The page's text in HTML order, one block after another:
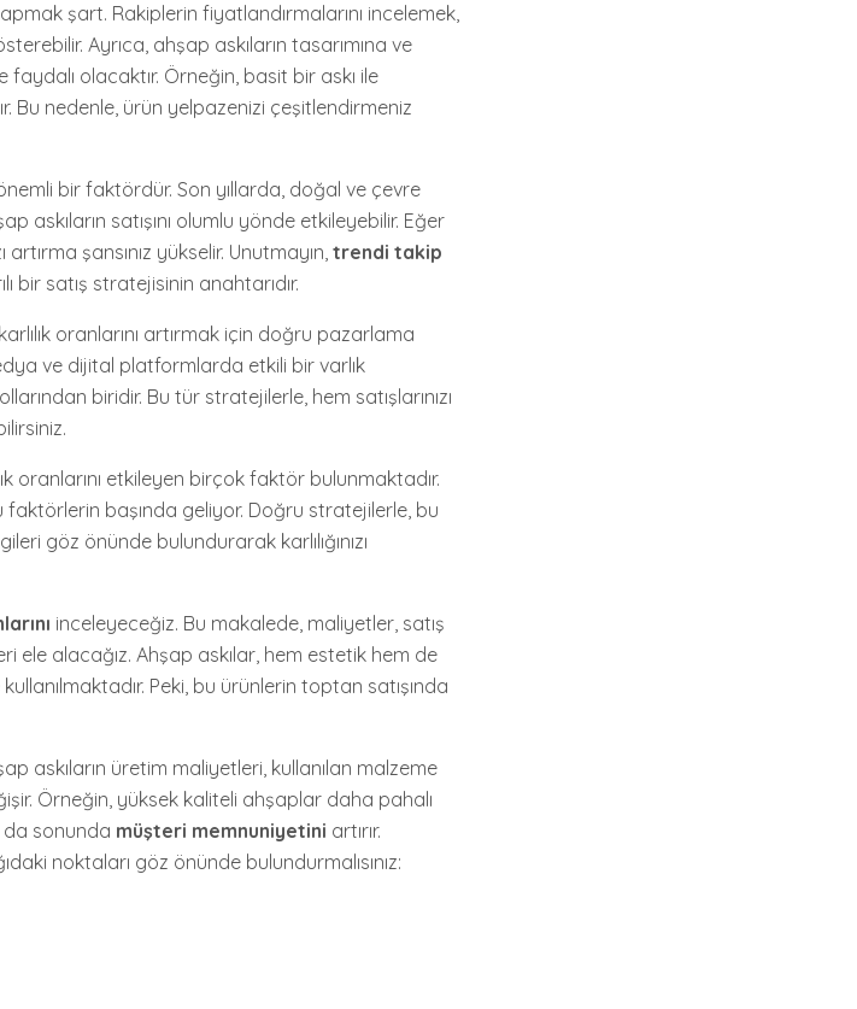
şart. Rakiplerin fiyatlandırmalarını incelemek,
Ayrıca, ahşap askıların tasarımına ve
olacaktır. Örneğin, basit bir askı ile
Bu nedenle, ürün yelpazenizi çeşitlendirmeniz
bir faktördür. Son yıllarda, doğal ve çevre
askıların satışını olumlu yönde etkileyebilir. Eğer
artırma şansınız yükselir. Unutmayın,trendi takip
bir satış stratejisinin anahtarıdır.
oranlarını artırmak için doğru pazarlama
ve dijital platformlarda etkili bir varlık
biridir. Bu tür stratejilerle, hem satışlarınızı
oranlarını etkileyen birçok faktör bulunmaktadır.
başında geliyor. Doğru stratejilerle, bu
göz önünde bulundurarak karlılığınızı
inceleyeceğiz. Bu makalede, maliyetler, satış
alacağız. Ahşap askılar, hem estetik hem de
Peki, bu ürünlerin toptan satışında
askıların üretim maliyetleri, kullanılan malzeme
Örneğin, yüksek kaliteli ahşaplar daha pahalı
da sonunda müşteri memnuniyetini artırır.
noktaları göz önünde bulundurmalısınız: